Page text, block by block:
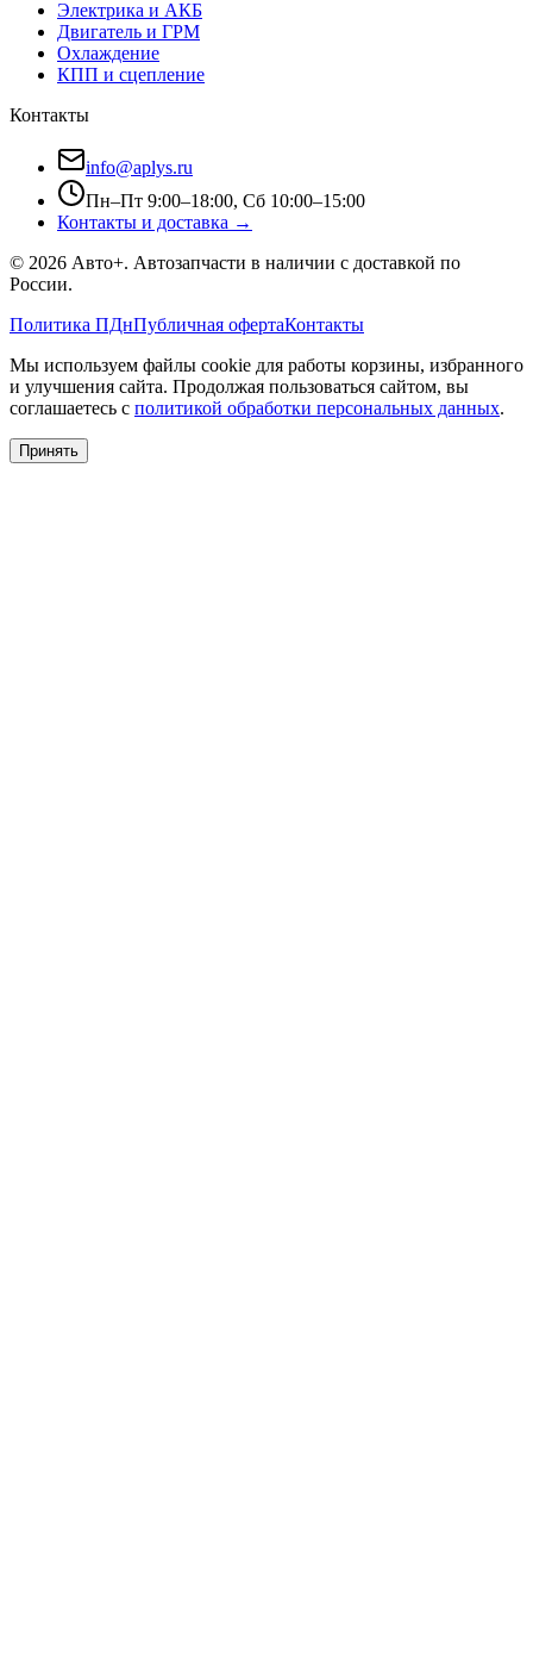
Электрика и АКБ
Двигатель и ГРМ
Охлаждение
КПП и сцепление
Контакты
info@aplys.ru
Пн–Пт 9:00–18:00, Сб 10:00–15:00
Контакты и доставка →
© 2026 Авто+. Автозапчасти в наличии с доставкой по
России.
Политика ПДнПубличная офертаКонтакты
Мы используем файлы cookie для работы корзины, избранного
и улучшения сайта. Продолжая пользоваться сайтом, вы
соглашаетесь с политикой обработки персональных данных.
Принять